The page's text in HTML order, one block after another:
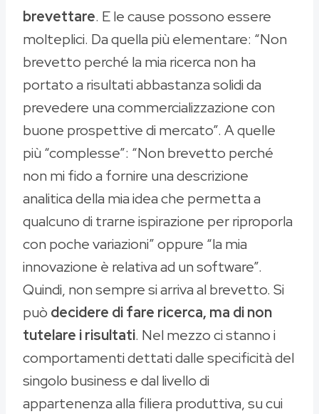
brevettare. E le cause possono essere
molteplici. Da quella più elementare: “Non
brevetto perché la mia ricerca non ha
portato a risultati abbastanza solidi da
prevedere una commercializzazione con
buone prospettive di mercato”. A quelle
più “complesse”: “Non brevetto perché
non mi fido a fornire una descrizione
analitica della mia idea che permetta a
qualcuno di trarne ispirazione per riproporla
con poche variazioni” oppure “la mia
innovazione è relativa ad un software”.
Quindi, non sempre si arriva al brevetto. Si
può decidere di fare ricerca, ma di non
tutelare i risultati. Nel mezzo ci stanno i
comportamenti dettati dalle specificità del
singolo business e dal livello di
appartenenza alla filiera produttiva, su cui